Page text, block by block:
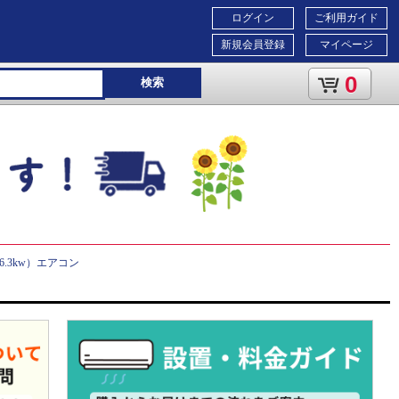
ご利用ガイド
マイページ
ログイン
新規会員登録
検索 0
）エアコン